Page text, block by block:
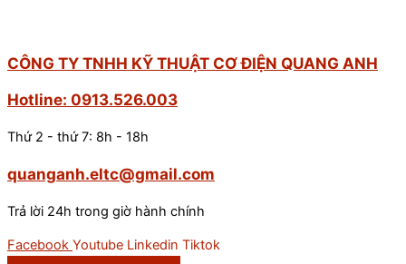
CÔNG TY TNHH KỸ THUẬT CƠ ĐIỆN QUANG ANH
Hotline: 0913.526.003
Thứ 2 - thứ 7: 8h - 18h
quanganh.eltc@gmail.com
Trả lời 24h trong giờ hành chính
Facebook Youtube Linkedin Tiktok